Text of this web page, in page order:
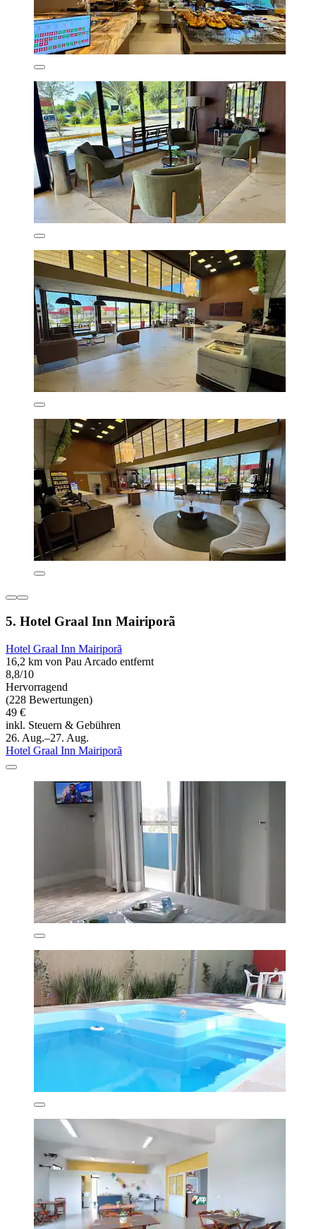
5. Hotel Graal Inn Mairiporã
Hotel Graal Inn Mairiporã
16,2 km von Pau Arcado entfernt
8,8/10
Hervorragend
(228 Bewertungen)
49 €
inkl. Steuern & Gebühren
26. Aug.–27. Aug.
Hotel Graal Inn Mairiporã